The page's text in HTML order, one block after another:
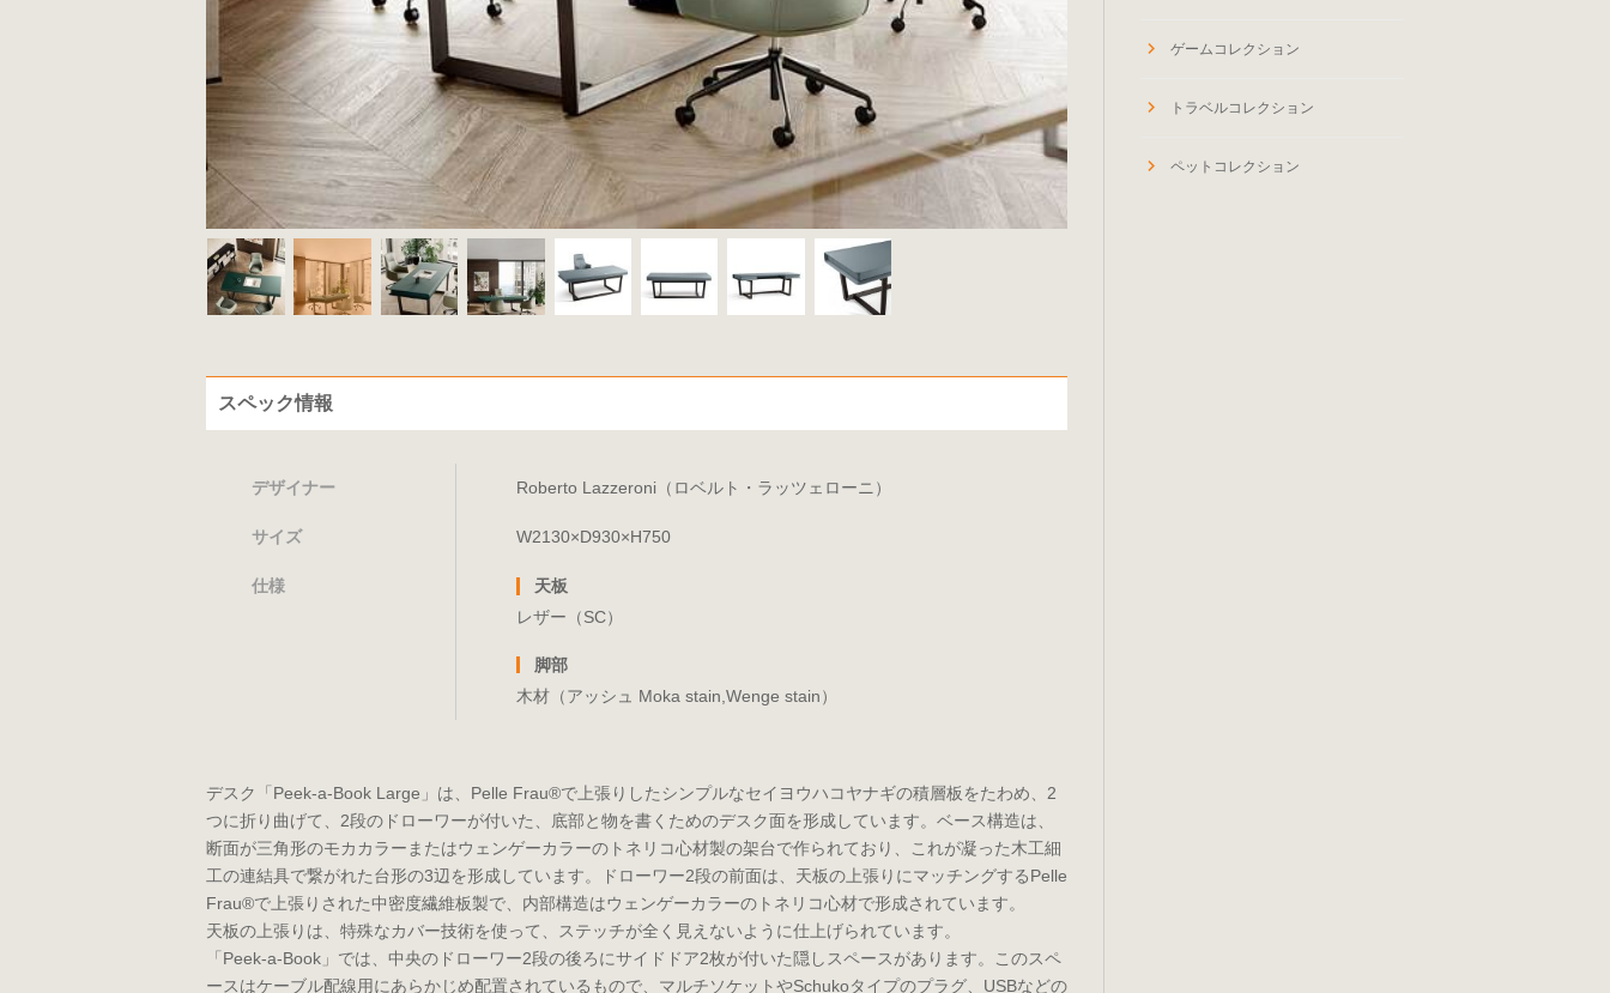
スペック情報
デザイナー Roberto Lazzeroni（ロベルト・ラッツェローニ）
サイズ W2130×D930×H750
仕様
天板
レザー（SC）
脚部
木材（アッシュ Moka stain,Wenge stain）
デスク「Peek-a-Book Large」は、Pelle Frau®で上張りしたシンプルなセイヨウハコヤナギの積層板をたわめ、2
つに折り曲げて、2段のドローワーが付いた、底部と物を書くためのデスク面を形成しています。ベース構造は、
断面が三角形のモカカラーまたはウェンゲーカラーのトネリコ心材製の架台で作られており、これが凝った木工細
工の連結具で繋がれた台形の3辺を形成しています。ドローワー2段の前面は、天板の上張りにマッチングするPelle
Frau®で上張りされた中密度繊維板製で、内部構造はウェンゲーカラーのトネリコ心材で形成されています。
天板の上張りは、特殊なカバー技術を使って、ステッチが全く見えないように仕上げられています。
「Peek-a-Book」では、中央のドローワー2段の後ろにサイドドア2枚が付いた隠しスペースがあります。このスペ
ースはケーブル配線用にあらかじめ配置されているもので、マルチソケットやSchukoタイプのプラグ、USBなどの
ゲームコレクション
トラベルコレクション
ペットコレクション